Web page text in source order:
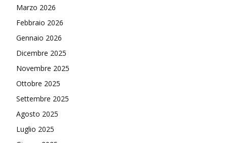
Marzo 2026
Febbraio 2026
Gennaio 2026
Dicembre 2025
Novembre 2025
Ottobre 2025
Settembre 2025
Agosto 2025
Luglio 2025